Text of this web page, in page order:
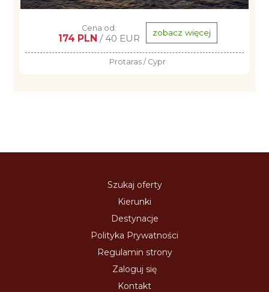
Cena od:
174 PLN / 40 EUR zobacz więcej
Protaras / Cypr
Szukaj oferty
Kierunki
Destynacje
Polityka Prywatności
Regulamin strony
Zaloguj się
Kontakt